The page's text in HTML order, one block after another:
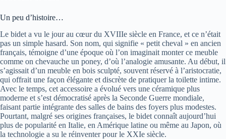
Un peu d’histoire…
Le bidet a vu le jour au cœur du XVIIIe siècle en France, et ce n’était
pas un simple hasard. Son nom, qui signifie « petit cheval » en ancien
français, témoigne d’une époque où l’on imaginait monter ce meuble
comme on chevauche un poney, d’où l’analogie amusante. Au début, il
s’agissait d’un meuble en bois sculpté, souvent réservé à l’aristocratie,
qui offrait une façon élégante et discrète de pratiquer la toilette intime.
Avec le temps, cet accessoire a évolué vers une céramique plus
moderne et s’est démocratisé après la Seconde Guerre mondiale,
faisant partie intégrante des salles de bains des foyers plus modestes.
Pourtant, malgré ses origines françaises, le bidet connaît aujourd’hui
plus de popularité en Italie, en Amérique latine ou même au Japon, où
la technologie a su le réinventer pour le XXIe siècle.